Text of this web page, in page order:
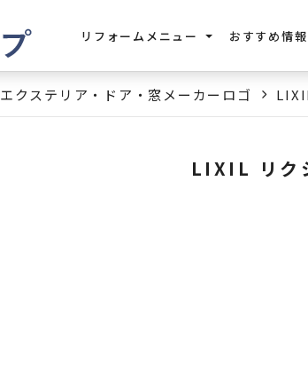
リフォームメニュー おすすめ情報
エクステリア・ドア・窓メーカーロゴ
LIXIL リク